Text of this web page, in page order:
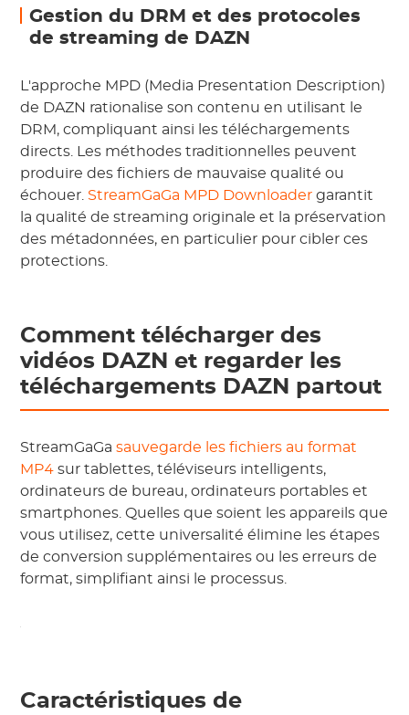
Gestion du DRM et des protocoles
de streaming de DAZN
L'approche MPD (Media Presentation Description)
de DAZN rationalise son contenu en utilisant le
DRM, compliquant ainsi les téléchargements
directs. Les méthodes traditionnelles peuvent
produire des fichiers de mauvaise qualité ou
échouer. StreamGaGa MPD Downloader garantit
la qualité de streaming originale et la préservation
des métadonnées, en particulier pour cibler ces
protections.
Comment télécharger des
vidéos DAZN et regarder les
téléchargements DAZN partout
StreamGaGasauvegarde les fichiers au format
MP4 sur tablettes, téléviseurs intelligents,
ordinateurs de bureau, ordinateurs portables et
smartphones. Quelles que soient les appareils que
vous utilisez, cette universalité élimine les étapes
de conversion supplémentaires ou les erreurs de
format, simplifiant ainsi le processus.
Caractéristiques de